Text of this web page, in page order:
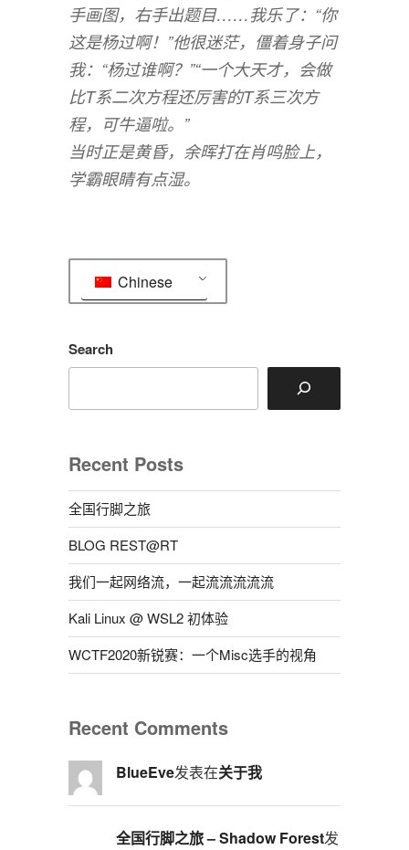
手画图，右手出题目……我乐了：“你
这是杨过啊！”他很迷茫，僵着身子问
我：“杨过谁啊？”“一个大天才，会做
比T系二次方程还厉害的T系三次方
程，可牛逼啦。”
当时正是黄昏，余晖打在肖鸣脸上，
学霸眼睛有点湿。
Chinese
Search
Recent Posts
全国行脚之旅
BLOG REST@RT
我们一起网络流，一起流流流流流
Kali Linux @ WSL2 初体验
WCTF2020新锐赛：一个Misc选手的视角
Recent Comments
BlueEve发表在关于我
全国行脚之旅 – Shadow Forest发